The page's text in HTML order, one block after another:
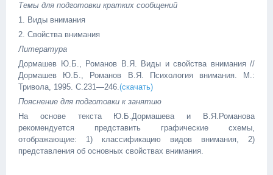
Темы для подготовки кратких сообщений
1. Виды внимания
2. Свойства внимания
Литература
Дормашев Ю.Б., Романов В.Я. Виды и свойства внимания //
Дормашев Ю.Б., Романов В.Я. Психология внимания. М.:
Тривола, 1995. С.231—246.(скачать)
Пояснение для подготовки к занятию
На основе текста Ю.Б.Дормашева и В.Я.Романова
рекомендуется представить графические схемы,
отображающие: 1) классификацию видов внимания, 2)
представления об основных свойствах внимания.